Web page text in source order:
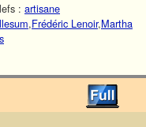
: artisane
,Frédéric Lenoir,Martha